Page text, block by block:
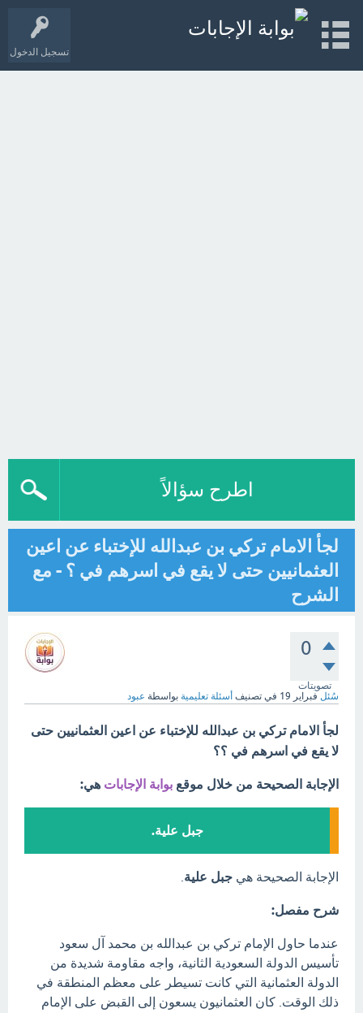
تسجيل الدخول
اطرح سؤالاً
لجأ الامام تركي بن عبدالله للإختباء عن اعين
العثمانيين حتى لا يقع في اسرهم في ؟ - مع
الشرح
0
تصويتات
سُئل فبراير 19 في تصنيف أسئلة تعليمية بواسطة عبود
لجأ الامام تركي بن عبدالله للإختباء عن اعين العثمانيين حتى
لا يقع في اسرهم في ؟؟
الإجابة الصحيحة من خلال موقع بوابة الإجابات هي:
جبل علية.
الإجابة الصحيحة هي جبل علية
شرح مفصل:
عندما حاول الإمام تركي بن عبدالله بن محمد آل سعود
تأسيس الدولة السعودية الثانية، واجه مقاومة شديدة من
الدولة العثمانية التي كانت تسيطر على معظم المنطقة في
ذلك الوقت. كان العثمانيون يسعون إلى القبض على الإمام